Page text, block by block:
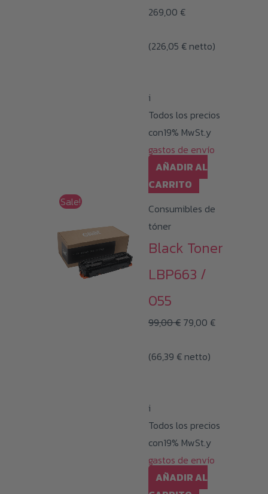
269,00 €
(226,05 € netto)
i
Todos los precios
con19% MwSt.y
gastos de envío
AÑADIR AL
CARRITO
Sale!
Consumibles de
tóner
Black Toner
LBP663 /
055
99,00€ El
original
79,00 €El
(66,39 € netto)
i
Todos los precios
con19% MwSt.y
gastos de envío
AÑADIR AL